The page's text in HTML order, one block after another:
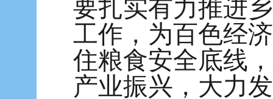
要扎实有力推进
工作，为百色经
住粮食安全底线
产业振兴，大力